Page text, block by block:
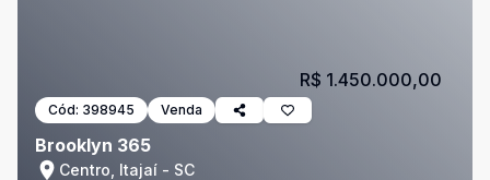
Cód: 398945 Venda
Brooklyn 365
Centro, Itajaí - SC
R$ 1.450.000,00